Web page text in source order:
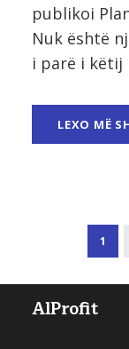
publikoi
Nuk është
i parë i këtij
LEXO MË
1
AlProfit